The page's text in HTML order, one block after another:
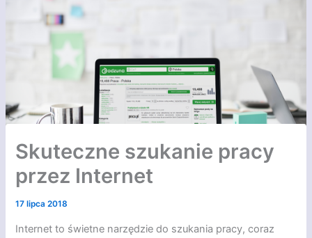
Skuteczne szukanie pracy
przez Internet
17 lipca 2018
Internet to świetne narzędzie do szukania pracy, coraz